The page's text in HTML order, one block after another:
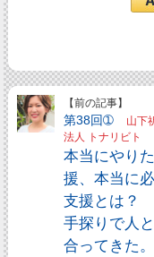
【前の記事】
第38回➀
山下
法人 トナリビト
本当にやり
援、本当に
支援とは？
手探りで人
合ってきた。